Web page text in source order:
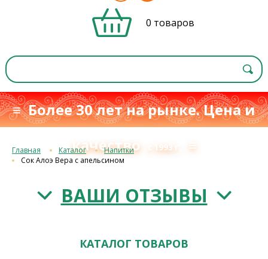
0 товаров
≡ Более 30 лет на рынке. Цена и
качество
с 1993 г. ≡
Главная Каталог
Напитки
Сок Алоэ Вера с апельсином
ВАШИ ОТЗЫВЫ
КАТАЛОГ ТОВАРОВ